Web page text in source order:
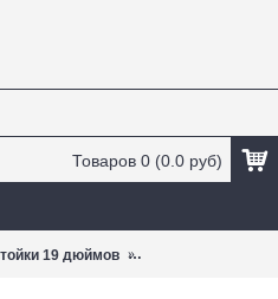
Товаров 0 (0.0 руб)
19 дюймов Шкафы